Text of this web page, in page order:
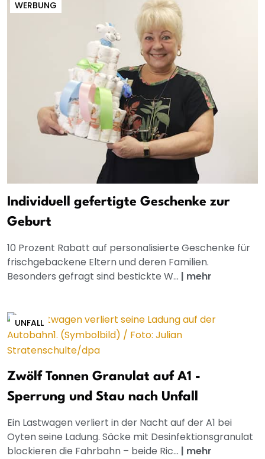
WERBUNG
Individuell gefertigte Geschenke zur
Geburt
10 Prozent Rabatt auf personalisierte Geschenke für
frischgebackene Eltern und deren Familien.
Besonders gefragt sind bestickte W... | mehr
UNFALL
Zwölf Tonnen Granulat auf A1 -
Sperrung und Stau nach Unfall
Ein Lastwagen verliert in der Nacht auf der A1 bei
Oyten seine Ladung. Säcke mit Desinfektionsgranulat
blockieren die Fahrbahn – beide Ric... | mehr